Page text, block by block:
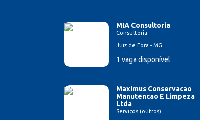
MIA Consultoria
Consultoria
Juiz de Fora - MG
1 vaga disponível
Maximus Conservacao
Manutencao E Limpeza
Ltda
Serviços (outros)